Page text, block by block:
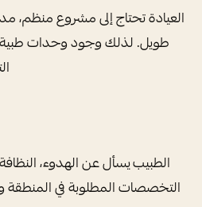
العيادة تحتاج إلى مشروع
طويل. لذلك وجود وحدات
الطبيب يسأل عن الهدوء،
التخصصات المطلوبة في المنطقة